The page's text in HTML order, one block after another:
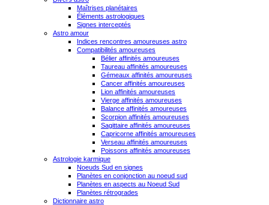
Maîtrises planétaires
Éléments astrologiques
Signes interceptés
Astro amour
Indices rencontres amoureuses astro
Compatibilités amoureuses
Bélier affinités amoureuses
Taureau affinités amoureuses
Gémeaux affinités amoureuses
Cancer affinités amoureuses
Lion affinités amoureuses
Vierge affinités amoureuses
Balance affinités amoureuses
Scorpion affinités amoureuses
Sagittaire affinités amoureuses
Capricorne affinités amoureuses
Verseau affinités amoureuses
Poissons affinités amoureuses
Astrologie karmique
Noeuds Sud en signes
Planètes en conjonction au noeud sud
Planètes en aspects au Noeud Sud
Planètes rétrogrades
Dictionnaire astro